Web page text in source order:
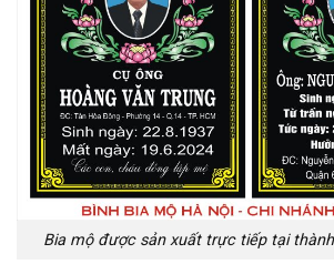
Bia mộ được sản xuất trực tiếp tại